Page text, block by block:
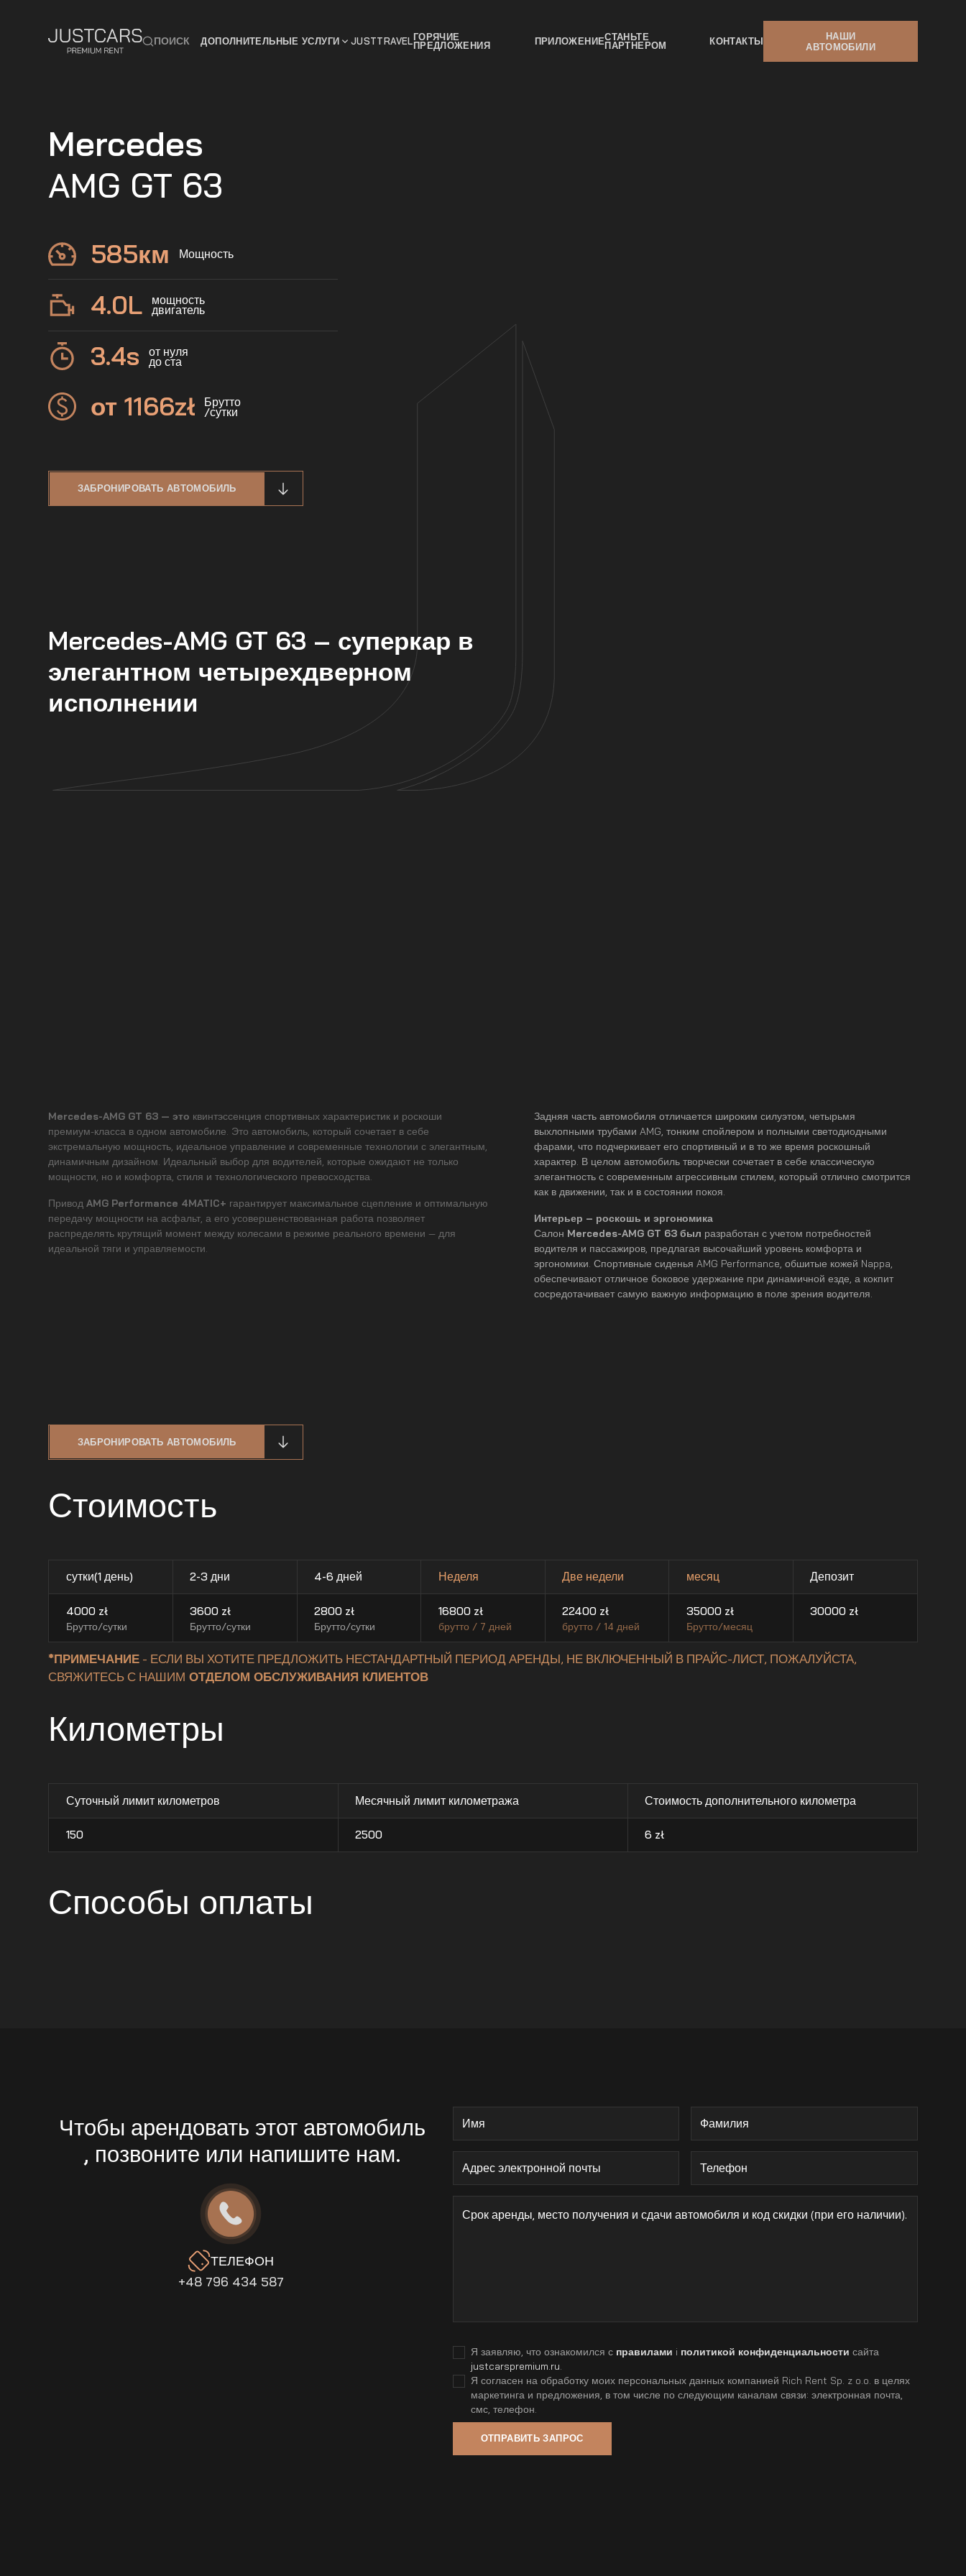
ПОИСК ДОПОЛНИТЕЛЬНЫЕ УСЛУГИ JUSTTRAVELГОРЯЧИЕ
ПРЕДЛОЖЕНИЯ ПРИЛОЖЕНИЕСТАНЬТЕ
ПАРТНЕРОМ КОНТАКТЫ
НАШИ
АВТОМОБИЛИ
Mercedes
AMG GT 63
585км Мощность
4.0L мощность
двигатель
3.4s от нуля
до ста
от 1166zł Брутто
/сутки
ЗАБРОНИРОВАТЬ АВТОМОБИЛЬ
Mercedes-AMG GT 63 – суперкар в
элегантном четырехдверном
исполнении
Mercedes-AMG GT 63 — это квинтэссенция спортивных характеристик и роскоши
премиум-класса в одном автомобиле. Это автомобиль, который сочетает в себе
экстремальную мощность, идеальное управление и современные технологии с элегантным,
динамичным дизайном. Идеальный выбор для водителей, которые ожидают не только
мощности, но и комфорта, стиля и технологического превосходства.
ПриводAMG Performance 4MATIC+ гарантирует максимальное сцепление и оптимальную
передачу мощности на асфальт, а его усовершенствованная работа позволяет
распределять крутящий момент между колесами в режиме реального времени — для
идеальной тяги и управляемости.
Задняя часть автомобиля отличается широким силуэтом, четырьмя
выхлопными трубами AMG, тонким спойлером и полными светодиодными
фарами, что подчеркивает его спортивный и в то же время роскошный
характер. В целом автомобиль творчески сочетает в себе классическую
элегантность с современным агрессивным стилем, который отлично смотрится
как в движении, так и в состоянии покоя.
Интерьер – роскошь и эргономика
Салон Mercedes-AMG GT 63 был разработан с учетом потребностей
водителя и пассажиров, предлагая высочайший уровень комфорта и
эргономики. Спортивные сиденья AMG Performance, обшитые кожей Nappa,
обеспечивают отличное боковое удержание при динамичной езде, а кокпит
сосредотачивает самую важную информацию в поле зрения водителя.
ЗАБРОНИРОВАТЬ АВТОМОБИЛЬ
Стоимость
сутки(1 день)
4000zł
Брутто/сутки
2-3 дни
3600 zł
Брутто/сутки
4-6 дней
2800zł
Брутто/сутки
Неделя
16800zł
брутто / 7 дней
Две недели
22400 zł
брутто / 14 дней
месяц
35000zł
Брутто/месяц
Депозит
30000 zł
*ПРИМЕЧАНИЕ - ЕСЛИ ВЫ ХОТИТЕ ПРЕДЛОЖИТЬ НЕСТАНДАРТНЫЙ ПЕРИОД АРЕНДЫ, НЕ ВКЛЮЧЕННЫЙ В ПРАЙС-ЛИСТ, ПОЖАЛУЙСТА,
СВЯЖИТЕСЬ С НАШИМ ОТДЕЛОМ ОБСЛУЖИВАНИЯ КЛИЕНТОВ
Километры
Суточный лимит километров
150
Месячный лимит километража
2500
Стоимость дополнительного километра
6 zł
Способы оплаты
Чтобы арендовать этот автомобиль
, позвоните или напишите нам.
ТЕЛЕФОН
+48 796 434 587
Я заявляю, что ознакомился с правилами i политикой конфиденциальности сайта
justcarspremium.ru
Я согласен на обработку моих персональных данных компанией Rich Rent Sp. z o.o. в целях
маркетинга и предложения, в том числе по следующим каналам связи: электронная почта,
смс, телефон.